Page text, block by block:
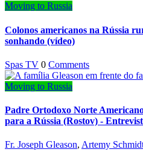
Moving to Russia
Colonos americanos na Rússia
sonhando (vídeo)
Spas TV 0 Comments
Moving to Russia
Padre Ortodoxo Norte
para a Rússia (Rostov) -
Fr. Joseph Gleason, Artemy